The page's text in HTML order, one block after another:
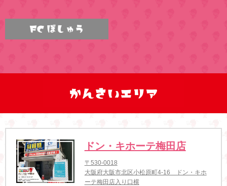
ドン・キホーテ梅田店
〒530-0018
大阪府大阪市北区小松原町4-16 ドン・キホ
ーテ梅田店入り口横